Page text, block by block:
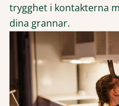
trygghet i kontakterna
dina grannar.